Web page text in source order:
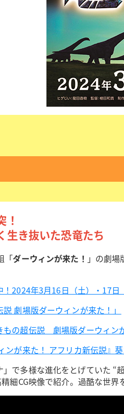
！
生き抜いた恐竜たち
「ダーウィンが来た！ 」の劇
！2024年3月16日（土）・
劇場版ダーウィンが来た！」
もの超伝説 劇場版ダーウィン
ンが来た！ アフリカ新伝説』
で多様な進化をとげていた
細CG映像で紹介。過酷な世